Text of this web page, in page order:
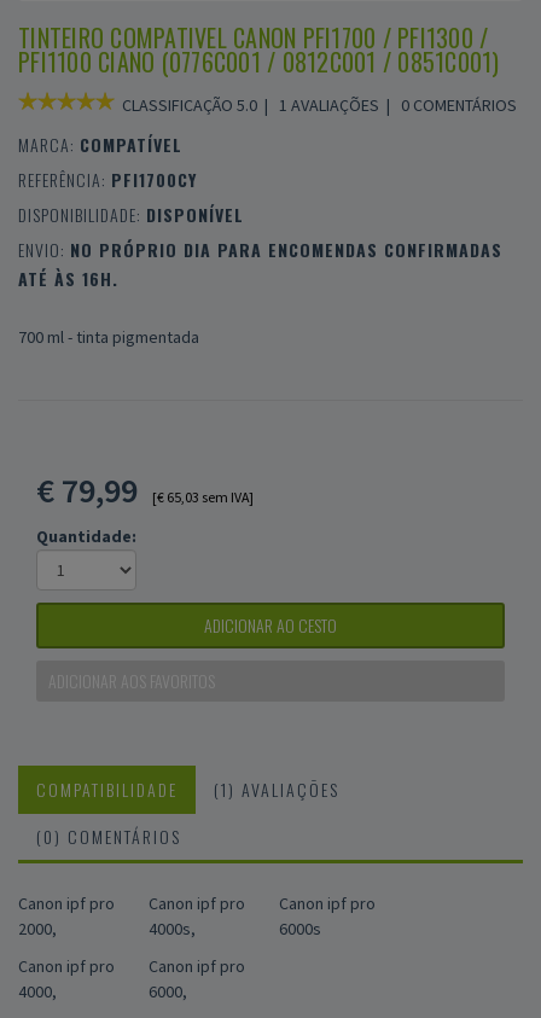
TINTEIRO COMPATIVEL CANON PFI1700 / PFI1300 /
PFI1100 CIANO (0776C001 / 0812C001 / 0851C001)
CLASSIFICAÇÃO 5.0 | 1 AVALIAÇÕES | 0 COMENTÁRIOS
MARCA: COMPATÍVEL
REFERÊNCIA: PFI1700CY
DISPONIBILIDADE: DISPONÍVEL
ENVIO: NO PRÓPRIO DIA PARA ENCOMENDAS CONFIRMADAS
ATÉ ÀS 16H.
700 ml - tinta pigmentada
€79,99 [€ 65,03 sem IVA]
Quantidade:
ADICIONAR AO CESTO
ADICIONAR AOS FAVORITOS
COMPATIBILIDADE
(1) AVALIAÇÕES
(0) COMENTÁRIOS
Canon ipf pro
2000,
Canon ipf pro
4000,
Canon ipf pro
4000s,
Canon ipf pro
6000,
Canon ipf pro
6000s